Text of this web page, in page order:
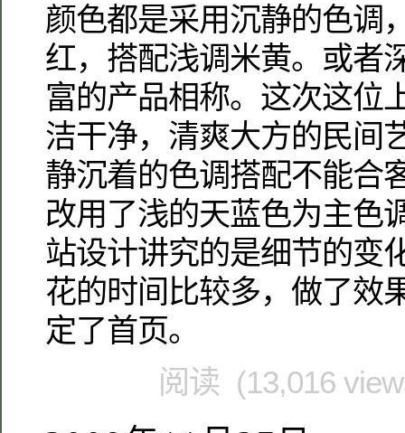
颜色都是采用沉静的色调
红，搭配浅调米黄。或者
富的产品相称。这次这位
洁干净，清爽大方的民间
静沉着的色调搭配不能合
改用了浅的天蓝色为主色
站设计讲究的是细节的变
花的时间比较多，做了效
定了首页。
阅读 (13,016